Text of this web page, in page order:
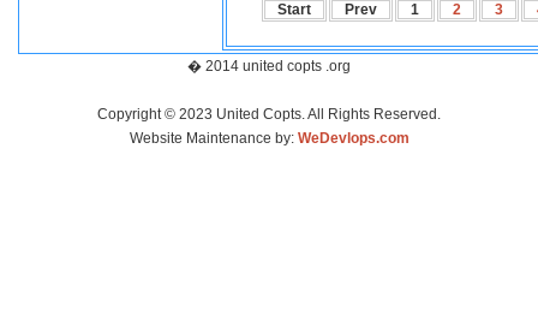
Start Prev 1 2 3
� 2014 united copts .org
Copyright © 2023 United Copts. All Rights Reserved.
Website Maintenance by: WeDevlops.com